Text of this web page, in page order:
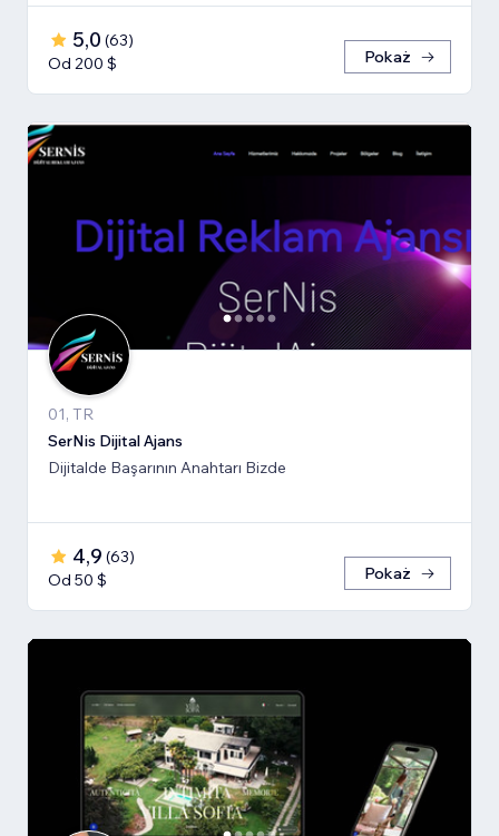
5,0 (63)
Od 200 $
Pokaż
01, TR
SerNis Dijital Ajans
Dijitalde Başarının Anahtarı Bizde
4,9 (63)
Od 50 $
Pokaż